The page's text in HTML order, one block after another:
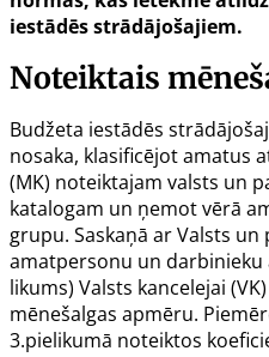
iestādēs strādājošajiem.
Noteiktais
Budžeta iestādēs
nosaka, klasificējot amatus
(MK) noteiktajam valsts un
katalogam un ņemot vērā
grupu. Saskaņā ar Valsts
amatpersonu un
likums) Valsts kancelejai
mēnešalgas apmēru.
3.pielikumā noteiktos